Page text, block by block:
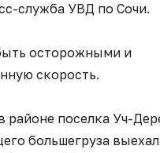
служба УВД по Сочи.
осторожными и
скорость.
районе поселка Уч-
большегруза выехал